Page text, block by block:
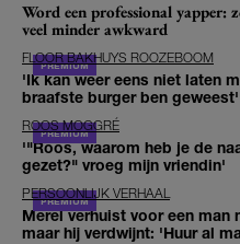
Word een professional yapper:
veel minder awkward
FLOOR BAKHUYS ROOZEBOOM
'Ik kan weer eens niet laten
braafste burger ben geweest'
ROOS MOGGRÉ
'"Roos, waarom heb je de
gezet?" vroeg mijn vriendin'
PERSOONLIJK VERHAAL
Merel verhuist voor een man
maar hij verdwijnt: 'Huur al